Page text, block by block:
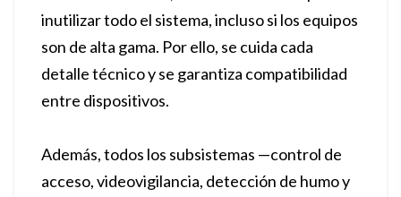
inutilizar todo el sistema, incluso si los equipos
son de alta gama. Por ello, se cuida cada
detalle técnico y se garantiza compatibilidad
entre dispositivos.
Además, todos los subsistemas —control de
acceso, videovigilancia, detección de humo y